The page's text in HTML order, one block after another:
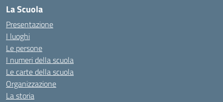
La Scuola
Presentazione
I luoghi
Le persone
I numeri della scuola
Le carte della scuola
Organizzazione
La storia